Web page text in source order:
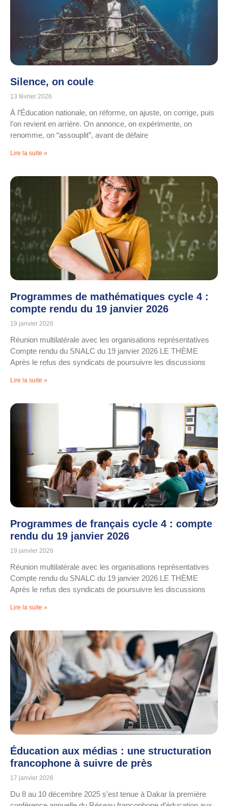
Silence, on coule
13 février 2026
À l’Éducation nationale, on réforme, on ajuste, on corrige, puis
l’on revient en arrière. On annonce, on expérimente, on
renomme, on “assouplit”, avant de défaire
Lire la suite »
Programmes de mathématiques cycle 4 :
compte rendu du 19 janvier 2026
19 janvier 2026
Réunion multilatérale avec les organisations représentatives
Compte rendu du SNALC du 19 janvier 2026 LE THÈME
Après le refus des syndicats de poursuivre les discussions
Lire la suite »
Programmes de français cycle 4 : compte
rendu du 19 janvier 2026
19 janvier 2026
Réunion multilatérale avec les organisations représentatives
Compte rendu du SNALC du 19 janvier 2026 LE THÈME
Après le refus des syndicats de poursuivre les discussions
Lire la suite »
Éducation aux médias : une structuration
francophone à suivre de près
17 janvier 2026
Du 8 au 10 décembre 2025 s’est tenue à Dakar la première